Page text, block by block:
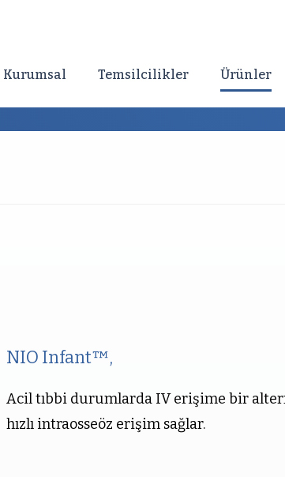
Kurumsal Temsilcilikler Ürünler
NIO Infant™,
Acil tıbbi durumlarda IV erişime bir
hızlı intraosseöz erişim sağlar.